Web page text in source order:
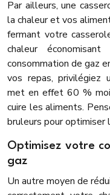
Par ailleurs, une
la chaleur et vos
fermant votre
chaleur
consommation de gaz
vos repas, privilégiez
met en effet 60 %
cuire les aliments.
bruleurs pour optimiser
Optimisez votre
gaz
Un autre moyen de